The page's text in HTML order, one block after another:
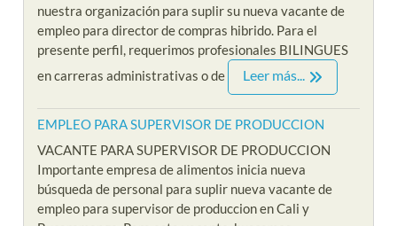
nuestra organización para suplir su nueva vacante de
empleo para director de compras hibrido. Para el
presente perfil, requerimos profesionales BILINGUES
en carreras administrativas o de
Leer más...
EMPLEO PARA SUPERVISOR DE PRODUCCION
VACANTE PARA SUPERVISOR DE PRODUCCION
Importante empresa de alimentos inicia nueva
búsqueda de personal para suplir nueva vacante de
empleo para supervisor de produccion en Cali y